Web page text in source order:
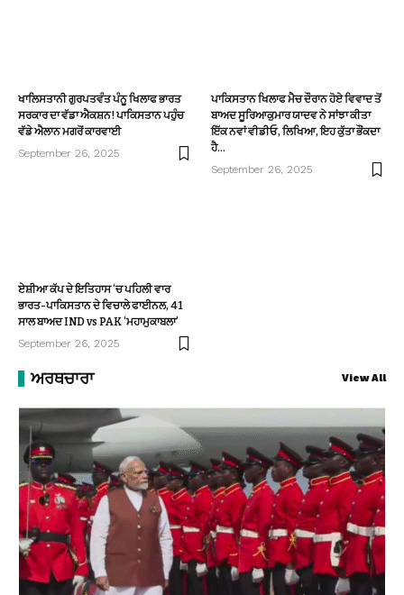
ਖਾਲਿਸਤਾਨੀ ਗੁਰਪਤਵੰਤ ਪੰਨੂ ਖਿਲਾਫ ਭਾਰਤ
ਸਰਕਾਰ ਦਾ ਵੱਡਾ ਐਕਸ਼ਨ! ਪਾਕਿਸਤਾਨ ਪਹੁੰਚ
ਵੱਡੇ ਐਲਾਨ ਮਗਰੋਂ ਕਾਰਵਾਈ
September 26, 2025
ਪਾਕਿਸਤਾਨ ਖਿਲਾਫ ਮੈਚ ਦੌਰਾਨ ਹੋਏ ਵਿਵਾਦ ਤੋਂ
ਬਾਅਦ ਸੂਰਿਆਕੁਮਾਰ ਯਾਦਵ ਨੇ ਸਾਂਝਾ ਕੀਤਾ
ਇੱਕ ਨਵਾਂ ਵੀਡੀਓ, ਲਿਖਿਆ, ਇਹ ਕੁੱਤਾ ਭੌਂਕਦਾ
ਹੈ…
September 26, 2025
ਏਸ਼ੀਆ ਕੱਪ ਦੇ ਇਤਿਹਾਸ ‘ਚ ਪਹਿਲੀ ਵਾਰ
ਭਾਰਤ-ਪਾਕਿਸਤਾਨ ਦੇ ਵਿਚਾਲੇ ਫਾਈਨਲ, 41
ਸਾਲ ਬਾਅਦ IND vs PAK ‘ਮਹਾਮੁਕਾਬਲਾ’
September 26, 2025
ਅਰਥਚਾਰਾ View All